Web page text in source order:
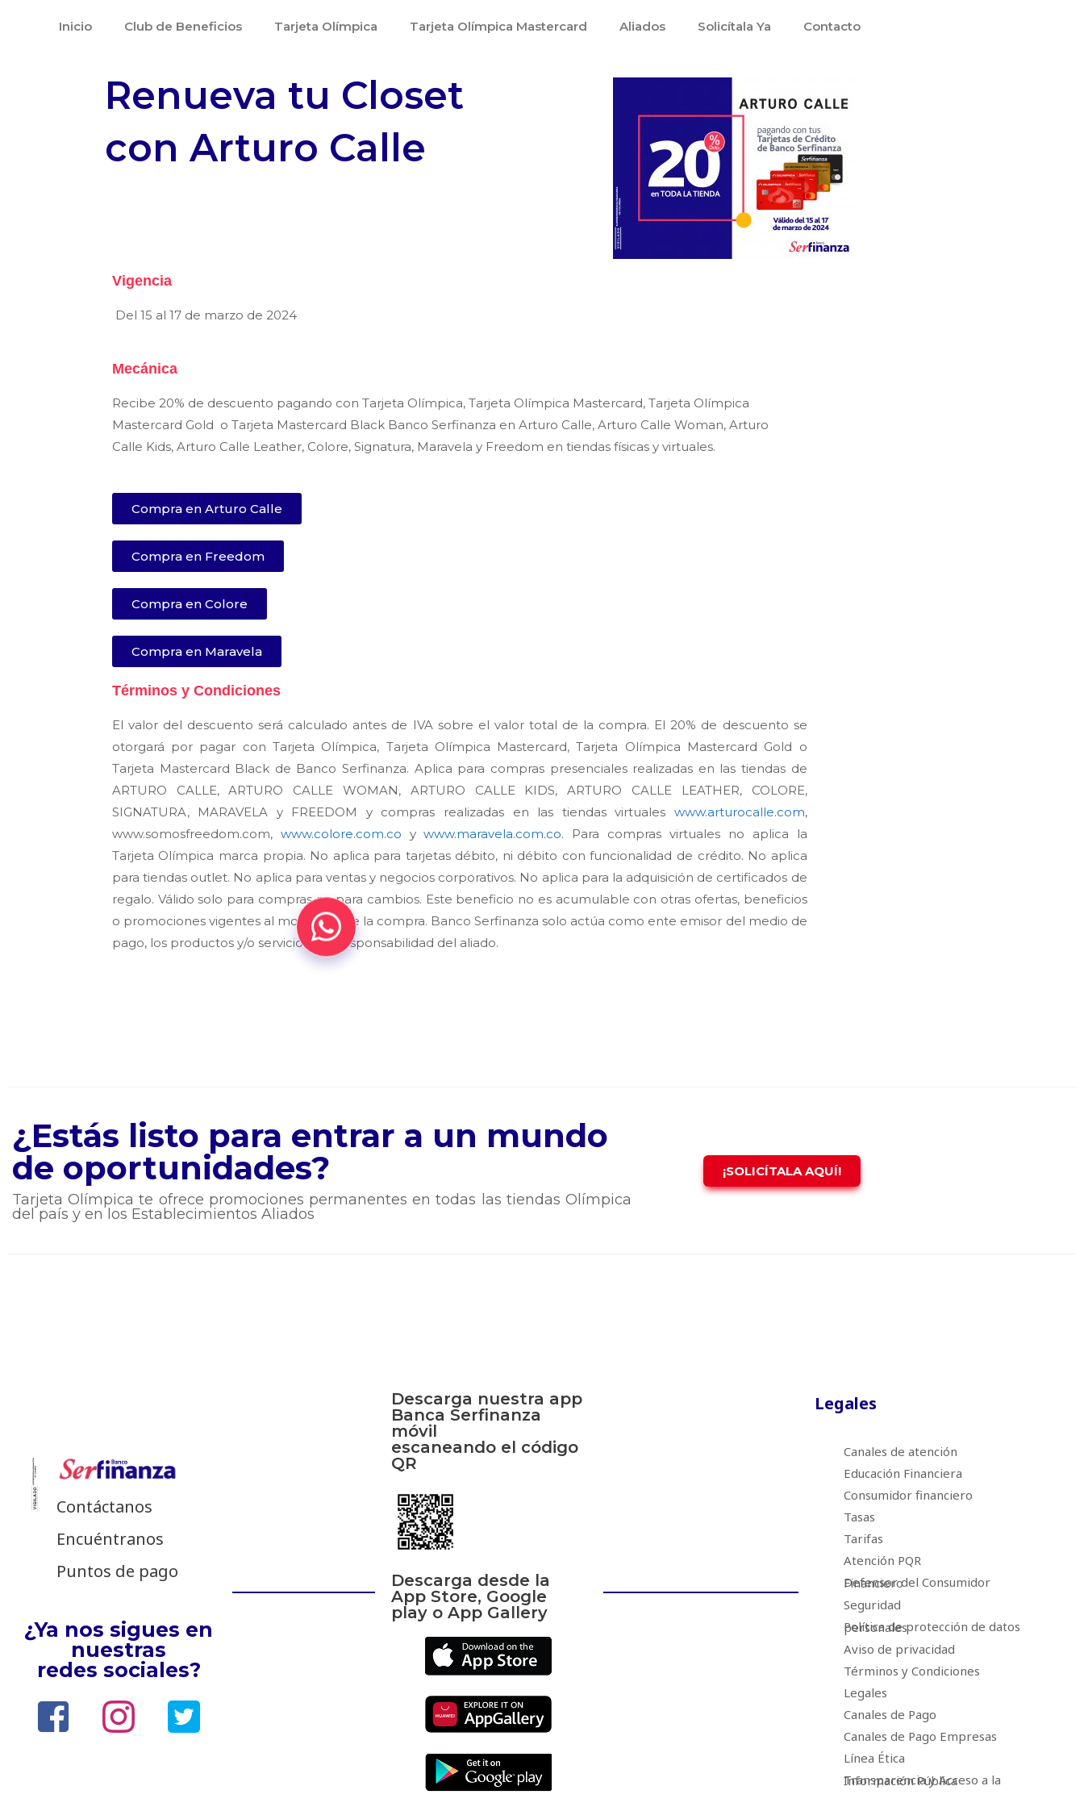
Inicio Club de Beneficios Tarjeta Olímpica Tarjeta Olímpica Mastercard Aliados Solicítala Ya Contacto
Renueva tu Closet
con Arturo Calle
Vigencia
Del 15 al 17 de marzo de 2024
Mecánica
Recibe 20% de descuento pagando con Tarjeta Olímpica, Tarjeta Olímpica Mastercard, Tarjeta Olímpica
Mastercard Gold o Tarjeta Mastercard Black Banco Serfinanza en Arturo Calle, Arturo Calle Woman, Arturo
Calle Kids, Arturo Calle Leather, Colore, Signatura, Maravela y Freedom en tiendas físicas y virtuales.
Compra en Arturo Calle
Compra en Freedom
Compra en Colore
Compra en Maravela
Términos y Condiciones
El valor del descuento será calculado antes de IVA sobre el valor total de la compra. El 20% de descuento se
otorgará por pagar con Tarjeta Olímpica, Tarjeta Olímpica Mastercard, Tarjeta Olímpica Mastercard Gold o
Tarjeta Mastercard Black de Banco Serfinanza. Aplica para compras presenciales realizadas en las tiendas de
ARTURO CALLE, ARTURO CALLE WOMAN, ARTURO CALLE KIDS, ARTURO CALLE LEATHER, COLORE,
SIGNATURA, MARAVELA y FREEDOM y compras realizadas en las tiendas virtuales www.arturocalle.com,
www.somosfreedom.com, www.colore.com.co ywww.maravela.com.co. Para compras virtuales no aplica la
Tarjeta Olímpica marca propia. No aplica para tarjetas débito, ni débito con funcionalidad de crédito. No aplica
para tiendas outlet. No aplica para ventas y negocios corporativos. No aplica para la adquisición de certificados de
regalo. Válido solo para compras no para cambios. Este beneficio no es acumulable con otras ofertas, beneficios
o promociones vigentes al momento de la compra. Banco Serfinanza solo actúa como ente emisor del medio de
pago, los productos y/o servicios son responsabilidad del aliado.
¿Estás listo para entrar a un mundo
de oportunidades?
Tarjeta Olímpica te ofrece promociones permanentes en todas las tiendas Olímpica
del país y en los Establecimientos Aliados
¡SOLICÍTALA AQUÍ!
Contáctanos
Encuéntranos
Puntos de pago
¿Ya nos sigues en
nuestras
redes sociales?
Descarga nuestra app
Banca Serfinanza
móvil
escaneando el código
QR
Descarga desde la
App Store, Google
play o App Gallery
Legales
Canales de atención
Educación Financiera
Consumidor financiero
Tasas
Tarifas
Atención PQR
Defensor del Consumidor Financiero
Seguridad
Política de protección de datos personales
Aviso de privacidad
Términos y Condiciones
Legales
Canales de Pago
Canales de Pago Empresas
Línea Ética
Transparencia y Acceso a la Información Pública